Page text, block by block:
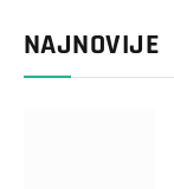
NAJNOVIJE